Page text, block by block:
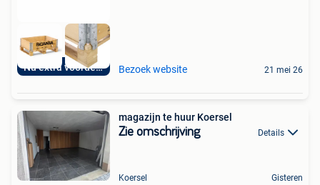
Nu extra voordelig Bezoek website 21 mei 26
magazijn te huur Koersel
Zie omschrijving Details
Koersel Gisteren